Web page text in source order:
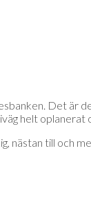
Det är
helt
nästan till och